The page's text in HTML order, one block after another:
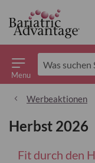
Menu
Werbeaktionen
Herbst 2026
Fit durch den